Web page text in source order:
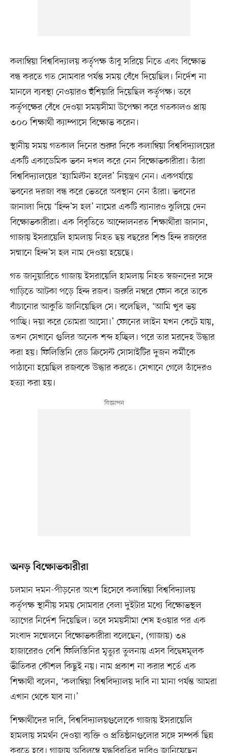
কলাম্বিয়া বিশ্ববিদ্যালয় কর্তৃপক্ষ তাঁবু সরিয়ে নিতে এবং বিক্ষোভ
বন্ধ করতে গত সোমবার পর্যন্ত সময় বেঁধে দিয়েছিল। নির্দেশ না
মানলে ব্যবস্থা নেওয়ারও হুঁশিয়ারি দিয়েছিল কর্তৃপক্ষ। তবে
কর্তৃপক্ষের বেঁধে দেওয়া সময়সীমা উপেক্ষা করে গতকালও প্রায়
৩০০ শিক্ষার্থী ক্যাম্পাসে বিক্ষোভ করেন।
স্থানীয় সময় গতকাল দিনের শুরুর দিকে কলাম্বিয়া বিশ্ববিদ্যালয়ের
একটি একাডেমিক ভবন দখল করে নেন বিক্ষোভকারীরা। তাঁরা
বিশ্ববিদ্যালয়ের ‘হ্যামিল্টন হলের’ নিয়ন্ত্রণ নেন। একপর্যায়ে
ভবনের দরজা বন্ধ করে ভেতরে অবস্থান নেন তাঁরা। ভবনের
জানালা দিয়ে ‘হিন্দ’স হল’ নামের একটি ব্যানারও ঝুলিয়ে দেন
বিক্ষোভকারীরা। এক বিবৃতিতে আন্দোলনরত শিক্ষার্থীরা জানান,
গাজায় ইসরায়েলি হামলায় নিহত ছয় বছরের শিশু হিন্দ রজবের
সম্মানে হিন্দ’স হল নাম দেওয়া হয়েছে।
গত জানুয়ারিতে গাজায় ইসরায়েলি হামলায় নিহত স্বজনদের সঙ্গে
গাড়িতে আটকা পড়ে হিন্দ রজব। জরুরি নম্বরে ফোন করে তাকে
বাঁচানোর আকুতি জানিয়েছিল সে। বলেছিল, ‘আমি খুব ভয়
পাচ্ছি। দয়া করে তোমরা আসো।’ ফোনের লাইন যখন কেটে যায়,
তখন সেখানে গুলির অনেক শব্দ হচ্ছিল। পরে তার মরদেহ উদ্ধার
করা হয়। ফিলিস্তিনি রেড ক্রিসেন্ট সোসাইটির দুজন কর্মীকে
পাঠানো হয়েছিল রজবকে উদ্ধার করতে। সেখানে গেলে তাঁদেরও
হত্যা করা হয়।
অনড় বিক্ষোভকারীরা
চলমান দমন-পীড়নের অংশ হিসেবে কলাম্বিয়া বিশ্ববিদ্যালয়
কর্তৃপক্ষ স্থানীয় সময় সোমবার বেলা দুইটার মধ্যে বিক্ষোভস্থল
ত্যাগের নির্দেশ দিয়েছিল। তবে সময়সীমা শেষ হওয়ার পর এক
সংবাদ সম্মেলনে বিক্ষোভকারীরা বলেছেন, (গাজায়) ৩৪
হাজারেরও বেশি ফিলিস্তিনির মৃত্যুর তুলনায় এসব বিদ্বেষমূলক
ভীতিকর কৌশল কিছুই নয়। নাম প্রকাশ না করার শর্তে এক
শিক্ষার্থী বলেন, ‘কলাম্বিয়া বিশ্ববিদ্যালয় দাবি না মানা পর্যন্ত আমরা
এখান থেকে যাব না।’
শিক্ষার্থীদের দাবি, বিশ্ববিদ্যালয়গুলোকে গাজায় ইসরায়েলি
হামলায় সমর্থন দেওয়া ব্যক্তি ও প্রতিষ্ঠানগুলোর সঙ্গে সম্পর্ক ছিন্ন